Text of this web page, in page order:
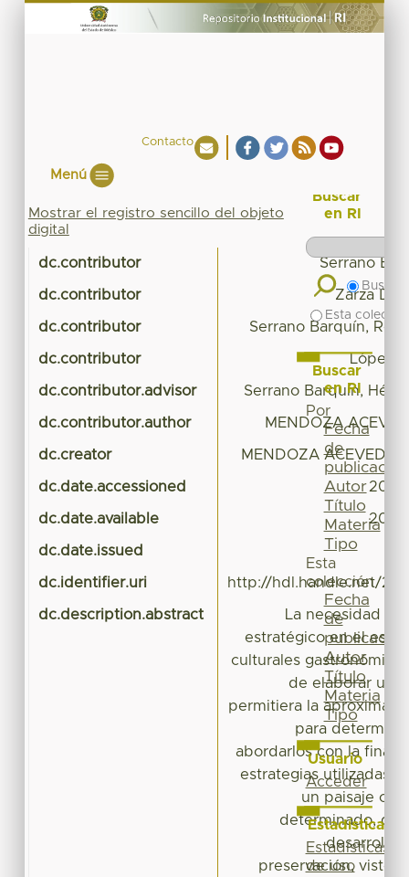
Contacto
Menú
Mostrar el registro sencillo del objeto
digital
dc.contributor Serrano
dc.contributor Zarza
dc.contributor Serrano Barquín,
dc.contributor López
dc.contributor.advisor Serrano Barquín,
dc.contributor.author MENDOZA
dc.creator MENDOZA ACEVEDO,
dc.date.accessioned
dc.date.available
dc.date.issued
dc.identifier.uri http://hdl.handle.net/
dc.description.abstract
La necesidad
estratégico en el
culturales
de elaborar una
permitiera la
para
abordarlos con la
estrategias utilizadas
un paisaje
determinado,
desarrollo,
preservación, vistos
Buscar
en RI
Buscar
Esta
Buscar
en RI
Por
Fecha
de
publicación
Autor
Título
Materia
Tipo
Esta
colección
Fecha
de
publicación
Autor
Título
Materia
Tipo
Usuario
Acceder
Estadísticas
Estadísticas
de uso